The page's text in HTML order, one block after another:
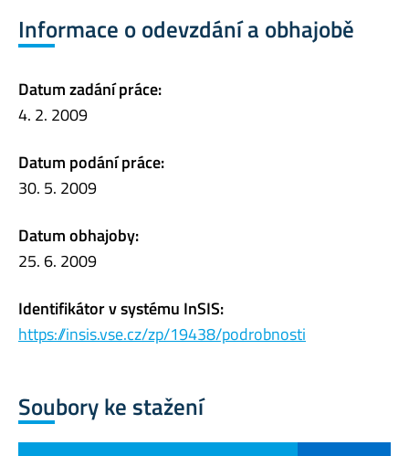
Informace o odevzdání a obhajobě
Datum zadání práce:
4. 2. 2009
Datum podání práce:
30. 5. 2009
Datum obhajoby:
25. 6. 2009
Identifikátor v systému InSIS:
https://insis.vse.cz/zp/19438/podrobnosti
Soubory ke stažení